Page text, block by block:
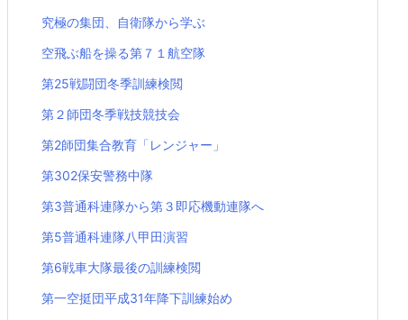
究極の集団、自衛隊から学ぶ
空飛ぶ船を操る第７１航空隊
第25戦闘団冬季訓練検閲
第２師団冬季戦技競技会
第2師団集合教育「レンジャー」
第302保安警務中隊
第3普通科連隊から第３即応機動連隊へ
第5普通科連隊八甲田演習
第6戦車大隊最後の訓練検閲
第一空挺団平成31年降下訓練始め